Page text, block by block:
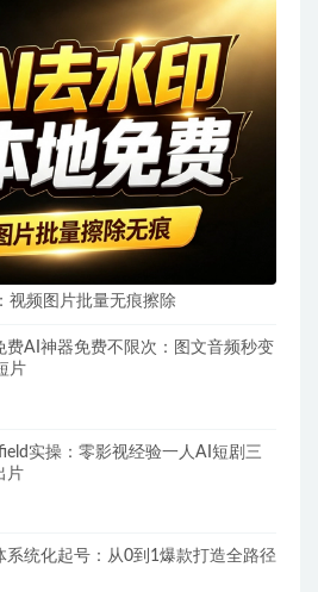
视频图片批量无痕擦除
费AI神器免费不限次：图文音频秒变
片
实操：零影视经验一人AI短剧三
片
系统化起号：从0到1爆款打造全路径